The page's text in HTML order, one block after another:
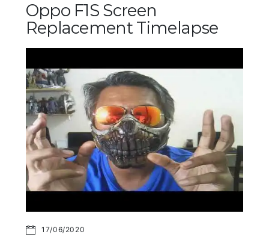
Oppo F1S Screen
Replacement Timelapse
17/06/2020